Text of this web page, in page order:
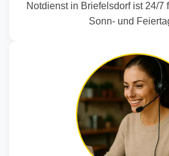
Notdienst in Briefelsdorf ist 24/7
Sonn- und